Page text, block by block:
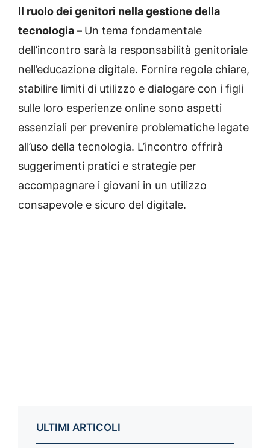
Il ruolo dei genitori nella gestione della
tecnologia – Un tema fondamentale
dell’incontro sarà la responsabilità genitoriale
nell’educazione digitale. Fornire regole chiare,
stabilire limiti di utilizzo e dialogare con i figli
sulle loro esperienze online sono aspetti
essenziali per prevenire problematiche legate
all’uso della tecnologia. L’incontro offrirà
suggerimenti pratici e strategie per
accompagnare i giovani in un utilizzo
consapevole e sicuro del digitale.
ULTIMI ARTICOLI